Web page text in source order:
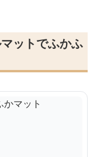
ットでふかふ